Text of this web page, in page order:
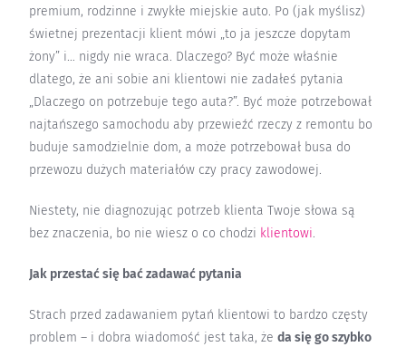
premium, rodzinne i zwykłe miejskie auto. Po (jak myślisz)
świetnej prezentacji klient mówi „to ja jeszcze dopytam
żony” i… nigdy nie wraca. Dlaczego? Być może właśnie
dlatego, że ani sobie ani klientowi nie zadałeś pytania
„Dlaczego on potrzebuje tego auta?”. Być może potrzebował
najtańszego samochodu aby przewieźć rzeczy z remontu bo
buduje samodzielnie dom, a może potrzebował busa do
przewozu dużych materiałów czy pracy zawodowej.
Niestety, nie diagnozując potrzeb klienta Twoje słowa są
bez znaczenia, bo nie wiesz o co chodzi klientowi.
Jak przestać się bać zadawać pytania
Strach przed zadawaniem pytań klientowi to bardzo częsty
problem – i dobra wiadomość jest taka, żeda się go szybko